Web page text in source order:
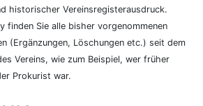
historischer Vereinsregisterausdruck.
finden Sie alle bisher vorgenommenen
(Ergänzungen, Löschungen etc.) seit dem
Vereins, wie zum Beispiel, wer früher
Prokurist war.